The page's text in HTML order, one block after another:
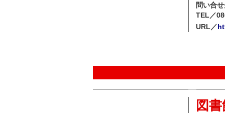
問い合
TEL／
URL／
図